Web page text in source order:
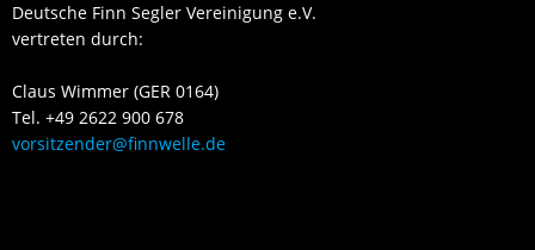
Deutsche Finn Segler Vereinigung e.V.
vertreten durch:
Claus Wimmer (GER 0164)
Tel. +49 2622 900 678
vorsitzender@finnwelle.de